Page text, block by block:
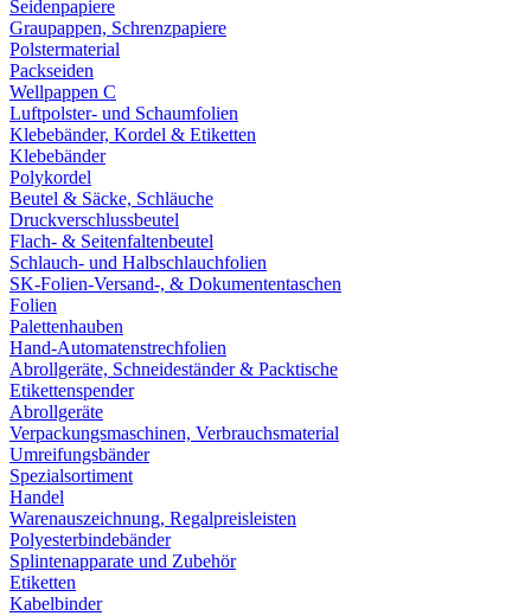
Seidenpapiere
Graupappen, Schrenzpapiere
Polstermaterial
Packseiden
Wellpappen C
Luftpolster- und Schaumfolien
Klebebänder, Kordel & Etiketten
Klebebänder
Polykordel
Beutel & Säcke, Schläuche
Druckverschlussbeutel
Flach- & Seitenfaltenbeutel
Schlauch- und Halbschlauchfolien
SK-Folien-Versand-, & Dokumententaschen
Folien
Palettenhauben
Hand-Automatenstrechfolien
Abrollgeräte, Schneideständer & Packtische
Etikettenspender
Abrollgeräte
Verpackungsmaschinen, Verbrauchsmaterial
Umreifungsbänder
Spezialsortiment
Handel
Warenauszeichnung, Regalpreisleisten
Polyesterbindebänder
Splintenapparate und Zubehör
Etiketten
Kabelbinder